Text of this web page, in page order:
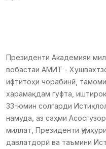
Президенти Академияи
вобастаи АМИТ -
ифтитоҳи чорабинӣ,
харамақдам гуфта,
33-юмин солгарди
намуда, аз саҳми
миллат, Президенти
давлатдорӣ ва таъмини